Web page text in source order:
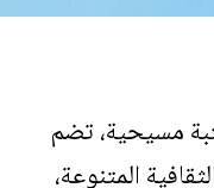
مسيحية، تضم
المتنوعة،